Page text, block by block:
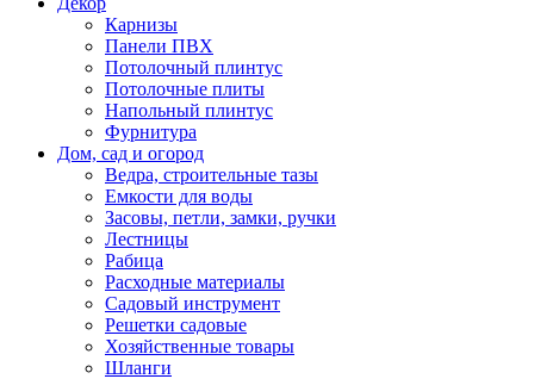
Карнизы
Панели ПВХ
Потолочный плинтус
Потолочные плиты
Напольный плинтус
Фурнитура
Дом, сад и огород
Ведра, строительные тазы
Емкости для воды
Засовы, петли, замки, ручки
Лестницы
Рабица
Расходные материалы
Садовый инструмент
Решетки садовые
Хозяйственные товары
Шланги